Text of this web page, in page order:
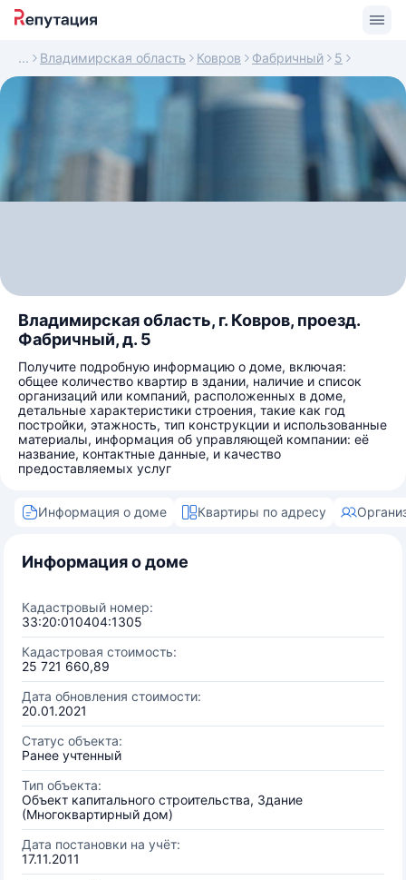
Владимирская область Ковров Фабричный 5
Владимирская область, г. Ковров, проезд.
Фабричный, д. 5
Получите подробную информацию о доме, включая:
общее количество квартир в здании, наличие и список
организаций или компаний, расположенных в доме,
детальные характеристики строения, такие как год
постройки, этажность, тип конструкции и использованные
материалы, информация об управляющей компании: её
название, контактные данные, и качество
предоставляемых услуг
Информация о доме Квартиры по адресу
Информация о доме
Кадастровый номер:
33:20:010404:1305
Кадастровая стоимость:
25 721 660,89
Дата обновления стоимости:
20.01.2021
Статус объекта:
Ранее учтенный
Тип объекта:
Объект капитального строительства, Здание
(Многоквартирный дом)
Дата постановки на учёт:
17.11.2011